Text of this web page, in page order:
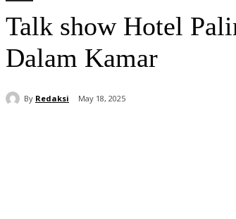
Talk show Hotel
Dalam Kamar
By Redaksi May 18, 2025